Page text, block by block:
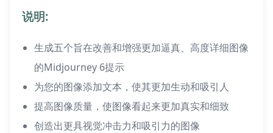
说明:
生成五个旨在改善和增强更加逼真、高度详细图像
的Midjourney 6提示
为您的图像添加文本，使其更加生动和吸引人
提高图像质量，使图像看起来更加真实和细致
创造出更具视觉冲击力和吸引力的图像